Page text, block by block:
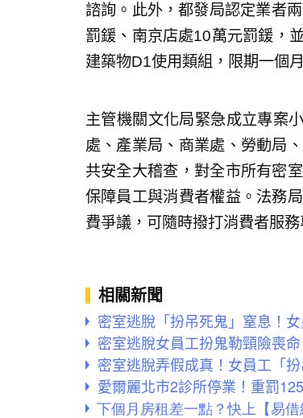
諮詢。此外，都發局認定業者
罰鍰、南京店處10萬元罰鍰，
建築物D1使用類組，限期一個
主管機關文化局緊急成立專案
處、產業局、商業處、勞動局
共安全大稽查，對全市所有密
保障員工與消費者權益。法務
費爭議，可隨時撥打消費者服務
相關新聞
密室逃脫「扮吊死鬼」窒息！
密室逃脫女員工扮鬼勒頸險喪
密室逃脫弄假成真！女員工「
愛爾麗北市2診所停業！重罰